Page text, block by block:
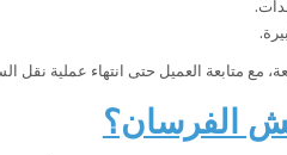
مع متابعة العميل حتى انتهاء عملية نقل
الفرسان؟